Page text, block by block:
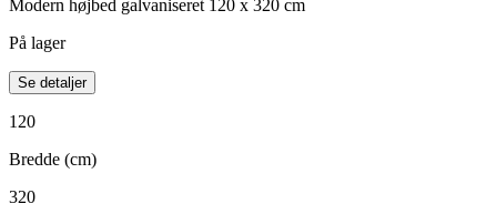
Modern højbed galvaniseret 120 x 320 cm
På lager
Se detaljer
120
Bredde (cm)
320